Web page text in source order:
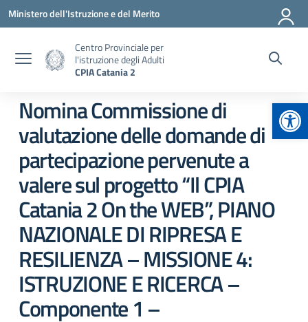
Vai ai contenuti
Vai al menu di navigazione
Vai al footer
Ministero dell'Istruzione e del Merito
Centro Provinciale per
l'istruzione degli Adulti
CPIA Catania 2
Nomina Commissione di
valutazione delle domande di
partecipazione pervenute a
valere sul progetto “Il CPIA
Catania 2 On the WEB”, PIANO
NAZIONALE DI RIPRESA E
RESILIENZA – MISSIONE 4:
ISTRUZIONE E RICERCA –
Componente 1 –